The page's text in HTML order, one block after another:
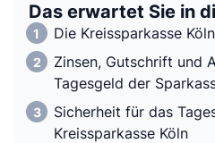
Das erwartet Sie in
Die Kreissparkasse
Zinsen, Gutschrift und
Tagesgeld der
Sicherheit für das
Kreissparkasse Köln